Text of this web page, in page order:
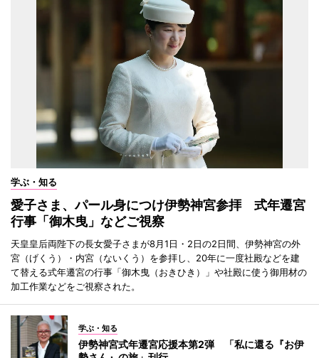
学ぶ・知る
愛子さま、パール身につけ伊勢神宮参拝 式年遷宮
行事「御木曳」などご視察
天皇皇后両陛下の長女愛子さまが8月1日・2日の2日間、伊勢神宮の外
宮（げくう）・内宮（ないくう）を参拝し、20年に一度社殿などを建
て替える式年遷宮の行事「御木曳（おきひき）」や社殿に使う御用材の
加工作業などをご視察された。
学ぶ・知る
伊勢神宮式年遷宮応援本第2弾 「私に還る『お伊